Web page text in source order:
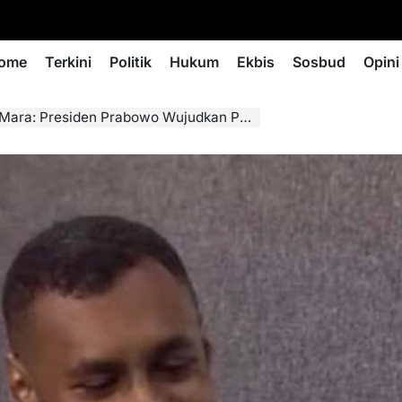
Terkini Politik Hukum Ekbis Sosbud Opini
Prabowo Wujudkan Papua Damai dan Sejahtera